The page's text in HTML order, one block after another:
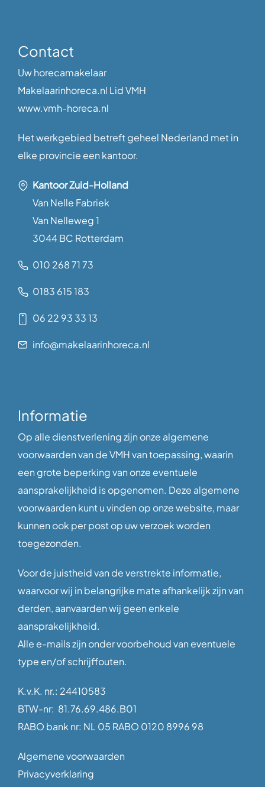
Contact
Uw horecamakelaar
Makelaarinhoreca.nl Lid VMH
www.vmh-horeca.nl
Het werkgebied betreft geheel Nederland met in
elke provincie een kantoor.
Kantoor Zuid-Holland
Van Nelle Fabriek
Van Nelleweg 1
3044 BC Rotterdam
010 268 71 73
0183 615 183
06 22 93 33 13
info@makelaarinhoreca.nl
Informatie
Op alle dienstverlening zijn onze algemene
voorwaarden van de VMH van toepassing, waarin
een grote beperking van onze eventuele
aansprakelijkheid is opgenomen. Deze algemene
voorwaarden kunt u vinden op onze website, maar
kunnen ook per post op uw verzoek worden
toegezonden.
Voor de juistheid van de verstrekte informatie,
waarvoor wij in belangrijke mate afhankelijk zijn van
derden, aanvaarden wij geen enkele
aansprakelijkheid.
Alle e-mails zijn onder voorbehoud van eventuele
type en/of schrijffouten.
K.v.K. nr.: 24410583
BTW-nr: 81.76.69.486.B01
RABO bank nr: NL 05 RABO 0120 8996 98
Algemene voorwaarden
Privacyverklaring